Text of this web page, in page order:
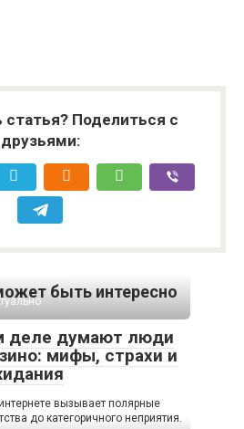
статья? Поделиться с
друзьями:
быть интересно
деле думают люди
мифы, страхи и
вызывает полярные
до категоричного неприятия.